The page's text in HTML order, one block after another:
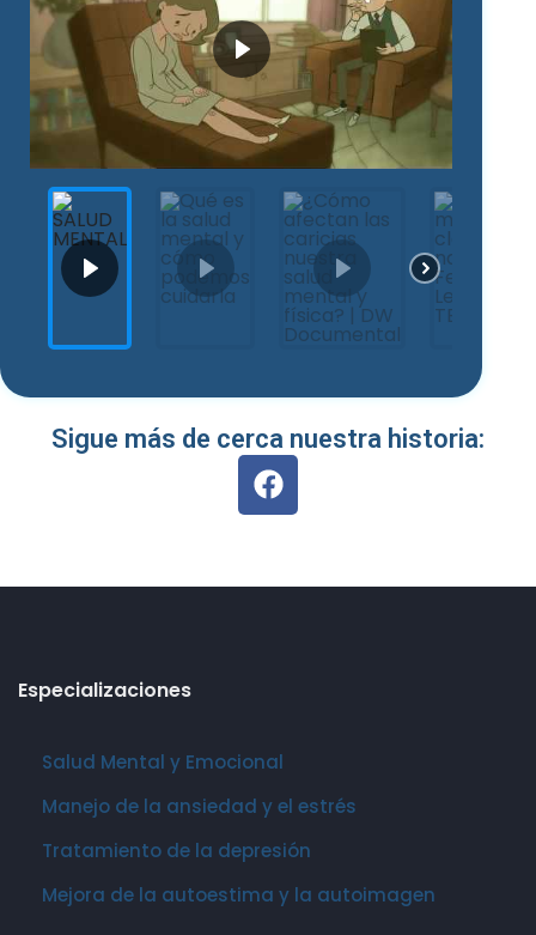
Sigue más de cerca nuestra historia:
Especializaciones
Salud Mental y Emocional
Manejo de la ansiedad y el estrés
Tratamiento de la depresión
Mejora de la autoestima y la autoimagen